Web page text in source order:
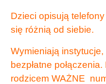
Dzieci opisują
się różnią od siebie.
Wymieniają
bezpłatne
rodzicem WAŻNE